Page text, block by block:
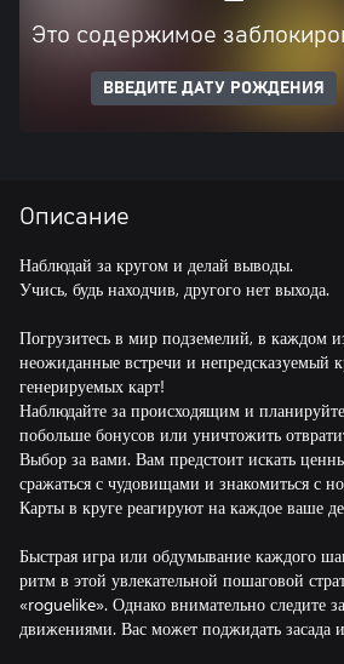
Это содержимое
ВВЕДИТЕ ДАТУ РОЖДЕНИЯ
Описание
Наблюдай за кругом и делай выводы.
Учись, будь находчив, другого нет выхода.
Погрузитесь в мир подземелий, в каждом
неожиданные встречи и непредсказуемый
генерируемых карт!
Наблюдайте за происходящим и
побольше бонусов или уничтожить
Выбор за вами. Вам предстоит искать
сражаться с чудовищами и знакомиться с
Карты в круге реагируют на каждое ваше
Быстрая игра или обдумывание каждого
ритм в этой увлекательной пошаговой
«roguelike». Однако внимательно следите
движениями. Вас может поджидать засада